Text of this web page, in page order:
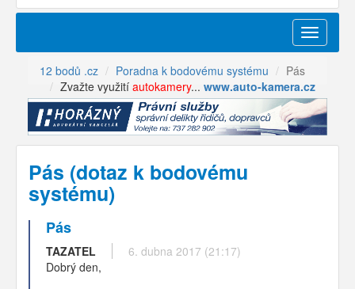
Menu
12 bodů .cz Poradna k bodovému systému
Pás
Zvažte využití autokamery... www.auto-kamera.cz
Pás (dotaz k bodovému
systému)
Pás
TAZATEL
6. dubna 2017 (21:17)
Dobrý den,